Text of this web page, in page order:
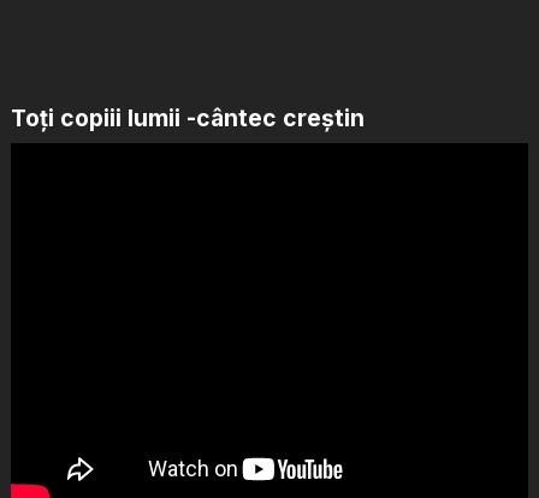
Toți copiii lumii -cântec creștin